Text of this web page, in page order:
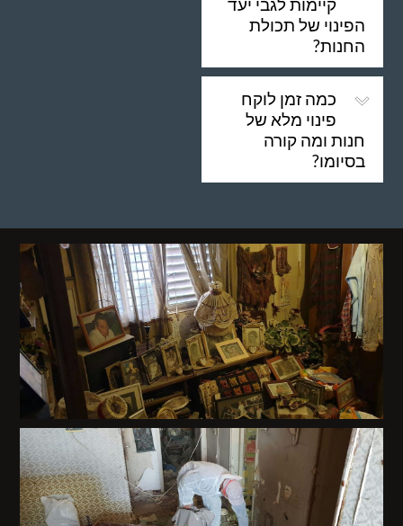
הפינוי של תכולת
החנות?
כמה זמן לוקח
פינוי מלא של
חנות ומה קורה
בסיומו?